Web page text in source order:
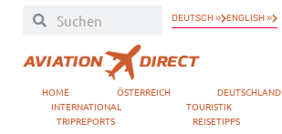
DEUTSCH » ENGLISH »
HOME ÖSTERREICH DEUTSCHLAND
INTERNATIONAL
TOURISTIK
TRIPREPORTS
REISETIPPS